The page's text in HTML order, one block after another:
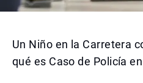
Un Niño en la Carretera
qué es Caso de Policía